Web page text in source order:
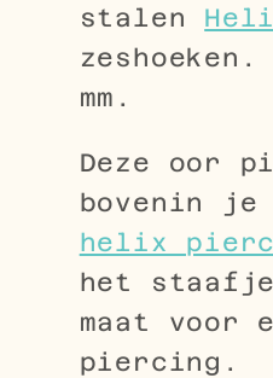
stalen
zeshoeken.
mm.
Deze oor
bovenin je
helix
het staafje
maat voor
piercing.